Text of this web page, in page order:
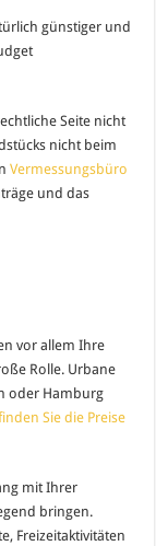
günstiger und
Seite nicht
nicht beim
Vermessungsbüro
und das
vor allem Ihre
Rolle. Urbane
oder Hamburg
Sie die Preise
mit Ihrer
bringen.
Freizeitaktivitäten